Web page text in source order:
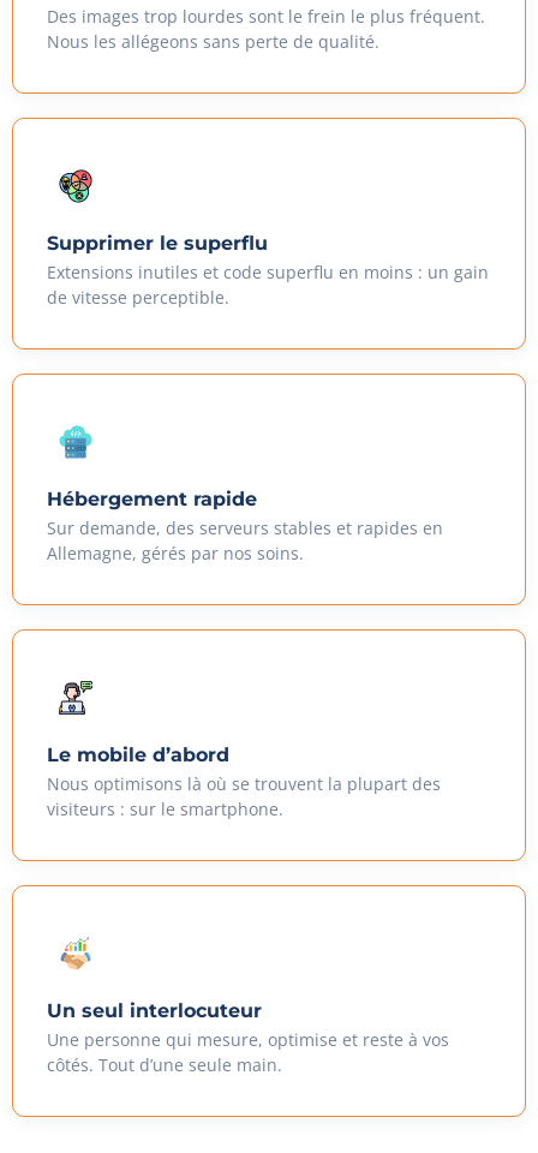
Des images trop lourdes sont le frein le plus fréquent.
Nous les allégeons sans perte de qualité.
Supprimer le superflu
Extensions inutiles et code superflu en moins : un gain
de vitesse perceptible.
Hébergement rapide
Sur demande, des serveurs stables et rapides en
Allemagne, gérés par nos soins.
Le mobile d’abord
Nous optimisons là où se trouvent la plupart des
visiteurs : sur le smartphone.
Un seul interlocuteur
Une personne qui mesure, optimise et reste à vos
côtés. Tout d’une seule main.